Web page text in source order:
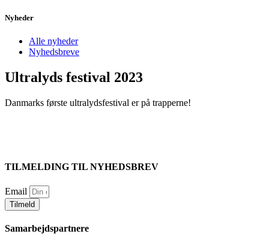
Nyheder
Alle nyheder
Nyhedsbreve
Ultralyds festival 2023
Danmarks første ultralydsfestival er på trapperne!
TILMELDING TIL NYHEDSBREV
Email
Tilmeld
Samarbejdspartnere